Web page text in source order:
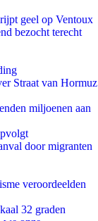
geel op Ventoux
bezocht terecht
Straat van Hormuz
miljoenen aan
door migranten
veroordeelden
32 graden